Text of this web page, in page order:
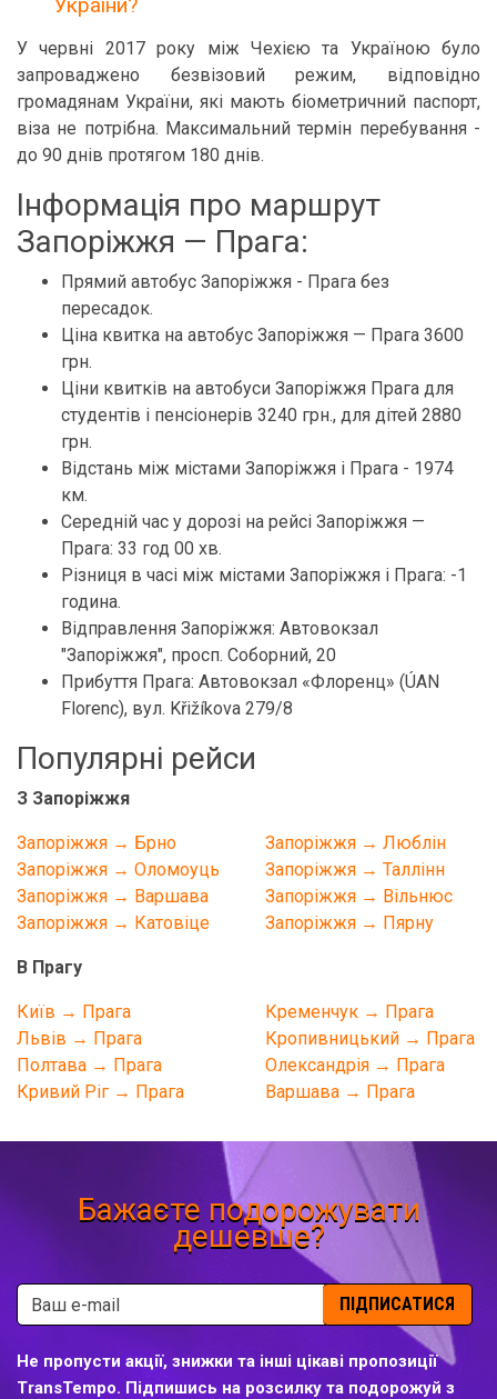
У червні 2017 року між Чехією та Україною було
запроваджено безвізовий режим, відповідно
громадянам України, які мають біометричний паспорт,
віза не потрібна. Максимальний термін перебування -
до 90 днів протягом 180 днів.
Інформація про маршрут
Запоріжжя — Прага:
Прямий автобус Запоріжжя - Прага без
пересадок.
Ціна квитка на автобус Запоріжжя — Прага 3600
грн.
Ціни квитків на автобуси Запоріжжя Прага для
студентів і пенсіонерів 3240 грн., для дітей 2880
грн.
Відстань між містами Запоріжжя і Прага - 1974
км.
Середній час у дорозі на рейсі Запоріжжя —
Прага: 33 год 00 хв.
Різниця в часі між містами Запоріжжя і Прага: -1
година.
Відправлення Запоріжжя: Автовокзал
"Запоріжжя", просп. Соборний, 20
Прибуття Прага: Автовокзал «Флоренц» (ÚAN
Florenc), вул. Křižíkova 279/8
Популярні рейси
З Запоріжжя
Запоріжжя → Брно
Запоріжжя → Оломоуць
Запоріжжя → Варшава
Запоріжжя → Катовіце
Запоріжжя → Люблін
Запоріжжя → Таллінн
Запоріжжя → Вільнюс
Запоріжжя → Пярну
В Прагу
Київ → Прага
Львів → Прага
Полтава → Прага
Кривий Ріг → Прага
Кременчук → Прага
Кропивницький → Прага
Олександрія → Прага
Варшава → Прага
Бажаєте подорожувати
дешевше?
ПІДПИСАТИСЯ
Не пропусти акції, знижки та інші цікаві пропозиції
TransTempo. Підпишись на розсилку та подорожуй з